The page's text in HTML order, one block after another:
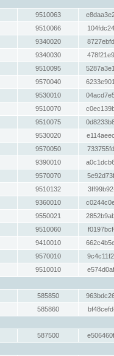
9510063
9510066
9340020
9340030
9510095
9570040
9530010
9510070
9510075
9530020
9570050
9390010
9570070
9510132
9360010
9550021
9510060
9410010
9570010
9510010
585850
585860
587500